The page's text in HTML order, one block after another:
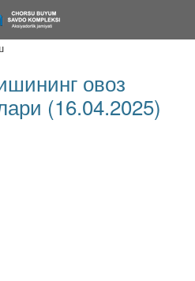
овоз
(16.04.2025)